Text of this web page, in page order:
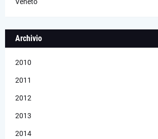
Archivio
2010
2011
2012
2013
2014